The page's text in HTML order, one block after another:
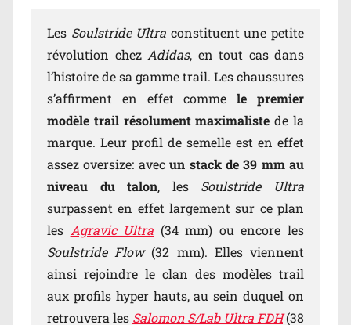
Les Soulstride Ultra constituent une petite
révolution chez Adidas, en tout cas dans
l’histoire de sa gamme trail. Les chaussures
s’affirment en effet comme le premier
modèle trail résolument maximaliste de la
marque. Leur profil de semelle est en effet
assez oversize: avecun stack de 39 mm au
niveau du talon, les Soulstride Ultra
surpassent en effet largement sur ce plan
les Agravic Ultra (34 mm) ou encore les
Soulstride Flow(32 mm). Elles viennent
ainsi rejoindre le clan des modèles trail
aux profils hyper hauts, au sein duquel on
retrouvera les Salomon S/Lab Ultra FDH(38